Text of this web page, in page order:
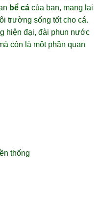
bể cá của bạn, mang lại
trường sống tốt cho cá.
hiện đại, đài phun nước
còn là một phần quan
thống